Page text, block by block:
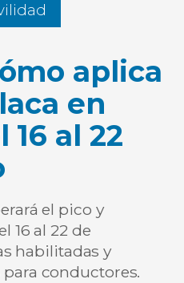
aplica
en
16 al 22
el pico y
16 al 22 de
habilitadas y
conductores.